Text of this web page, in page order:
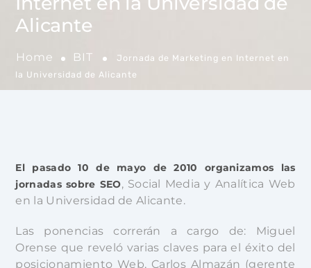
Alicante
Home BIT
Jornada de Marketing en Internet en
la Universidad de Alicante
El pasado 10 de mayo de 2010 organizamos las
jornadas sobre SEO, Social Media y Analítica Web
en la Universidad de Alicante.
Las ponencias correrán a cargo de: Miguel
Orense que reveló varias claves para el éxito del
posicionamiento Web, Carlos Almazán (gerente